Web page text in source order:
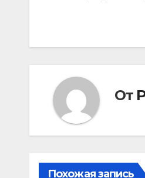
От
Похожая запись